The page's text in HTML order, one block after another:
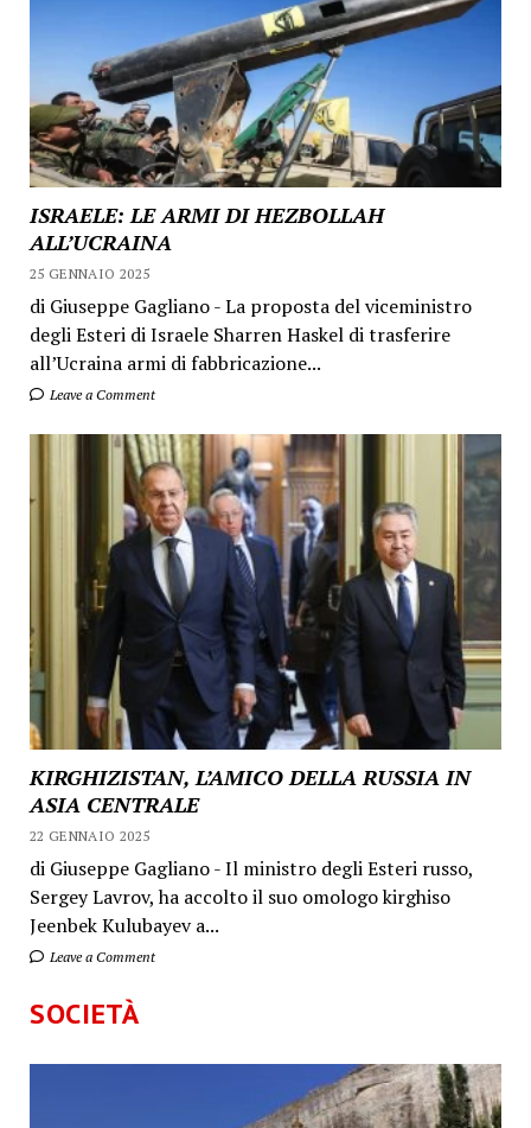
ISRAELE: LE ARMI DI HEZBOLLAH
ALL’UCRAINA
25 GENNAIO 2025
di Giuseppe Gagliano - La proposta del viceministro
degli Esteri di Israele Sharren Haskel di trasferire
all’Ucraina armi di fabbricazione...
Leave a Comment
KIRGHIZISTAN, L’AMICO DELLA RUSSIA IN
ASIA CENTRALE
22 GENNAIO 2025
di Giuseppe Gagliano - Il ministro degli Esteri russo,
Sergey Lavrov, ha accolto il suo omologo kirghiso
Jeenbek Kulubayev a...
Leave a Comment
SOCIETÀ